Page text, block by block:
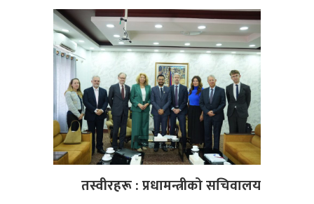
तस्वीरहरू : प्रधामन्त्रीको सचिवालय